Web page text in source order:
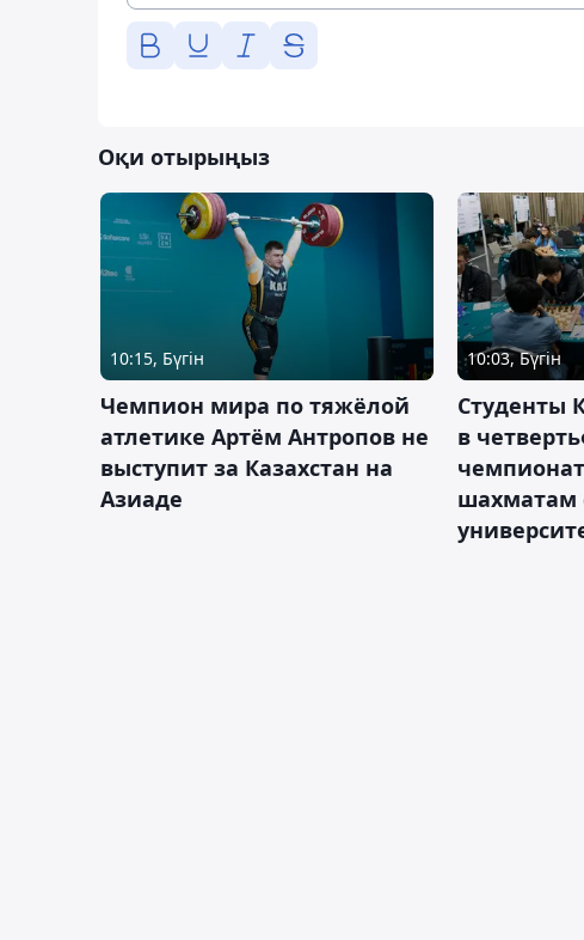
Оқи отырыңыз
10:15, Бүгін
Чемпион мира по тяжёлой
атлетике Артём Антропов не
выступит за Казахстан на
Азиаде
10:03, Бүгін
Студенты
в
шахматам